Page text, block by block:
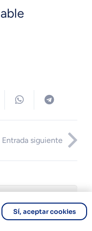
Entrada siguiente
Sí, aceptar cookies